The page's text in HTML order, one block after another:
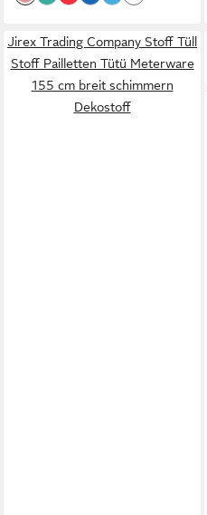
Jirex Trading Company Stoff Tüll
Stoff Pailletten Tütü Meterware
155 cm breit schimmern
Dekostoff